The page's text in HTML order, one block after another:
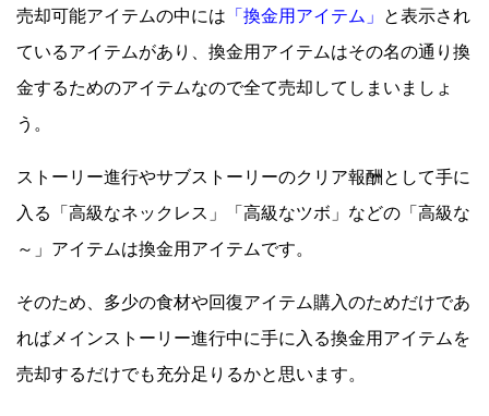
売却可能アイテムの中には 「換金用アイテム」
と表示され
ているアイテムがあり、換金用アイテムはその名の通り換
金するためのアイテムなので全て売却してしまいましょ
う。
ストーリー進行やサブストーリーのクリア報酬として手に
入る「高級なネックレス」「高級なツボ」などの「高級な
～」アイテムは換金用アイテムです。
そのため、多少の食材や回復アイテム購入のためだけであ
ればメインストーリー進行中に手に入る換金用アイテムを
売却するだけでも充分足りるかと思います。